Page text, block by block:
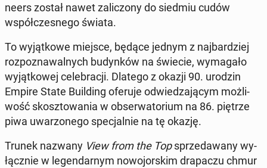
ne­ers został nawet za­li­czo­ny do siedmiu cudów
współ­cze­sne­go świata.
To wy­jąt­ko­we miejsce, będące jednym z naj­bar­dziej
roz­po­zna­wal­nych bu­dyn­ków na świecie, wy­ma­ga­ło
wy­jąt­ko­wej ce­le­bra­cji. Dlatego z okazji 90. urodzin
Empire State Bu­il­ding oferuje od­wie­dza­ją­cym moż­li­
wość skosz­to­wa­nia w ob­ser­wa­to­rium na 86. piętrze
piwa uwa­rzo­ne­go spe­cjal­nie na tę okazję.
Trunek nazwany View from the Topsprze­da­wa­ny wy­
łącz­nie w le­gen­dar­nym no­wo­jor­skim dra­pa­czu chmur